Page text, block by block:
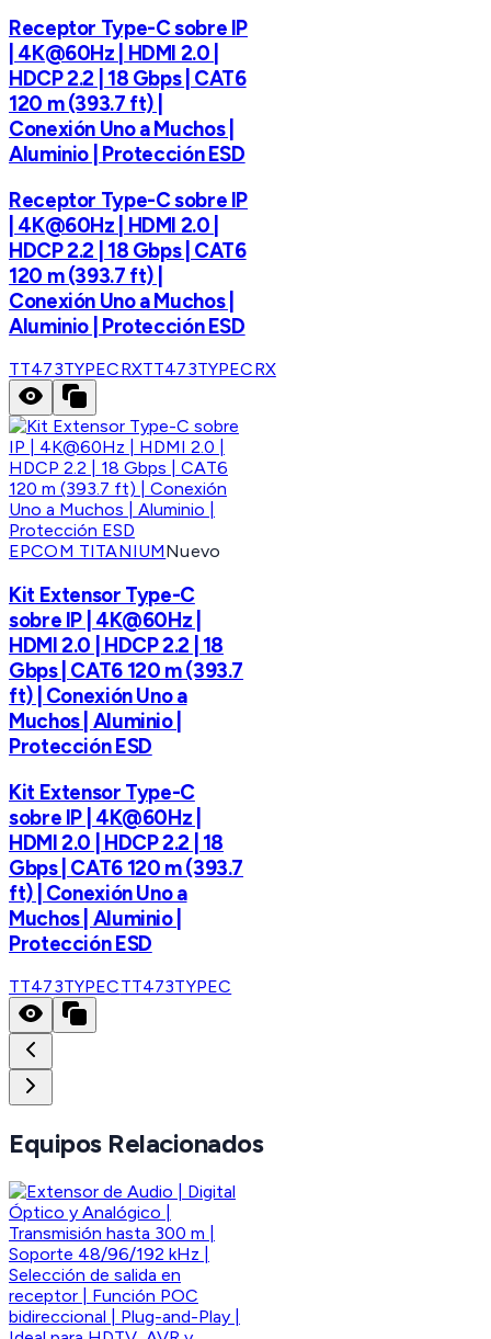
Receptor Type-C sobre IP
| 4K@60Hz | HDMI 2.0 |
HDCP 2.2 | 18 Gbps | CAT6
120 m (393.7 ft) |
Conexión Uno a Muchos |
Aluminio | Protección ESD
Receptor Type-C sobre IP
| 4K@60Hz | HDMI 2.0 |
HDCP 2.2 | 18 Gbps | CAT6
120 m (393.7 ft) |
Conexión Uno a Muchos |
Aluminio | Protección ESD
TT473TYPECRXTT473TYPECRX
EPCOM TITANIUMNuevo
Kit Extensor Type-C
sobre IP | 4K@60Hz |
HDMI 2.0 | HDCP 2.2 | 18
Gbps | CAT6 120 m (393.7
ft) | Conexión Uno a
Muchos | Aluminio |
Protección ESD
Kit Extensor Type-C
sobre IP | 4K@60Hz |
HDMI 2.0 | HDCP 2.2 | 18
Gbps | CAT6 120 m (393.7
ft) | Conexión Uno a
Muchos | Aluminio |
Protección ESD
TT473TYPECTT473TYPEC
Equipos Relacionados